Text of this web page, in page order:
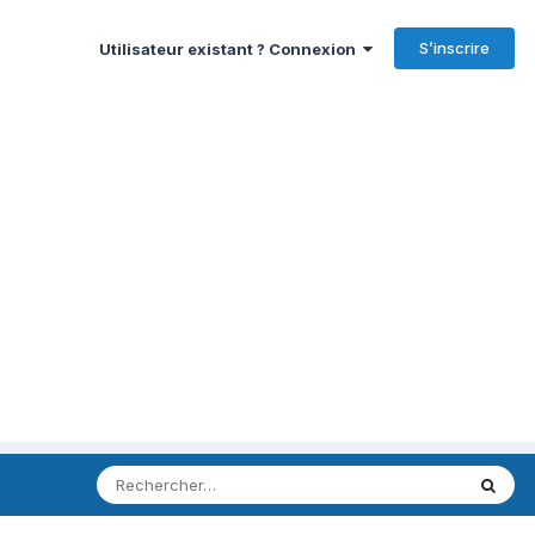
Utilisateur existant ? Connexion S’inscrire